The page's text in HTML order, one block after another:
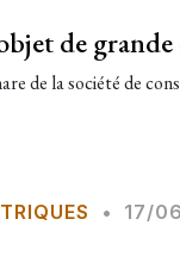
de
de la société de
•
17/